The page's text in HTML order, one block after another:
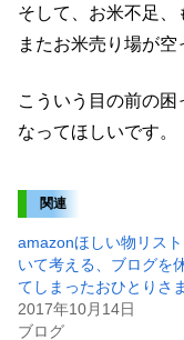
そして、お米不足、
またお米売り場が空
こういう目の前の
なってほしいです。
関連
amazonほしい物リス
いて考える、ブログを
てしまったおひとりさま
2017年10月14日
ブログ